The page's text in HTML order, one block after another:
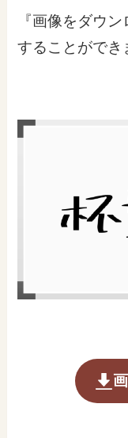
『画像をダウ
することができ